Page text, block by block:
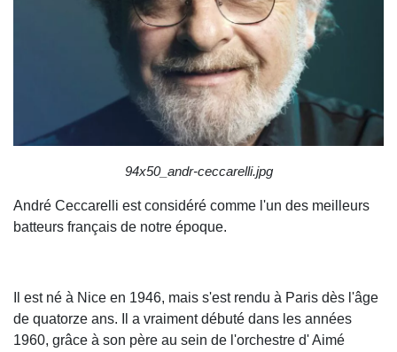
94x50_andr-ceccarelli.jpg
André Ceccarelli est considéré comme l'un des meilleurs
batteurs français de notre époque.
Il est né à Nice en 1946, mais s'est rendu à Paris dès l'âge
de quatorze ans. Il a vraiment débuté dans les années
1960, grâce à son père au sein de l'orchestre d' Aimé